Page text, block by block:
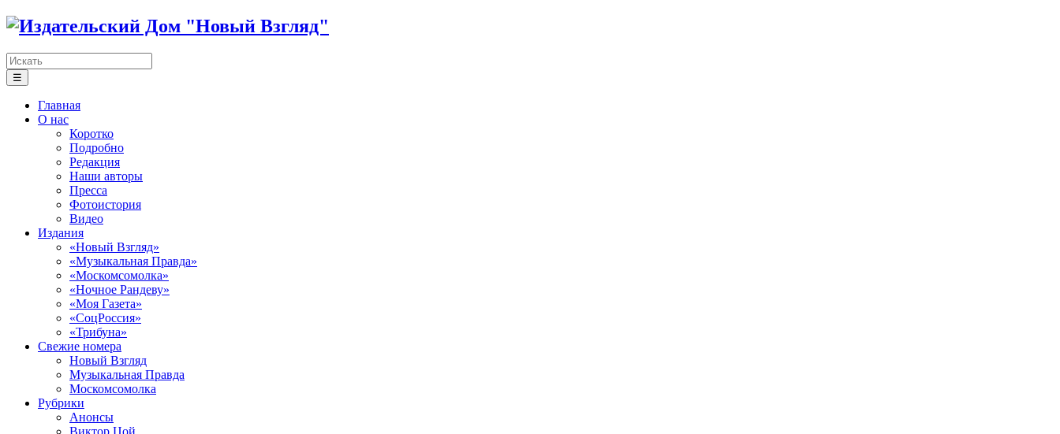
☰
Главная
О нас
Коротко
Подробно
Редакция
Наши авторы
Пресса
Фотоистория
Видео
Издания
«Новый Взгляд»
«Музыкальная Правда»
«Москомсомолка»
«Ночное Рандеву»
«Моя Газета»
«СоцРоссия»
«Трибуна»
Свежие номера
Новый Взгляд
Музыкальная Правда
Москомсомолка
Рубрики
Анонсы
Виктор Цой